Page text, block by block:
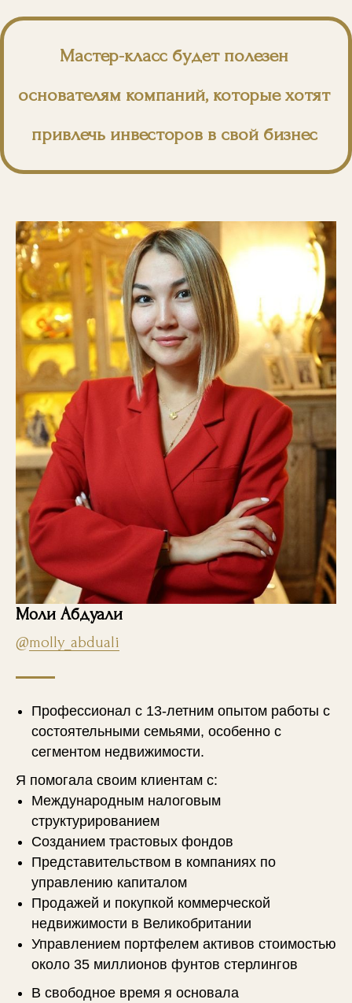
Мастер-класс будет полезен
основателям компаний, которые хотят
привлечь инвесторов в свой бизнес
Моли Абдуали
@molly_abduali
Профессионал с 13-летним опытом работы с
состоятельными семьями, особенно с
сегментом недвижимости.
Я помогала своим клиентам с:
Международным налоговым
структурированием
Созданием трастовых фондов
Представительством в компаниях по
управлению капиталом
Продажей и покупкой коммерческой
недвижимости в Великобритании
Управлением портфелем активов стоимостью
около 35 миллионов фунтов стерлингов
В свободное время я основала